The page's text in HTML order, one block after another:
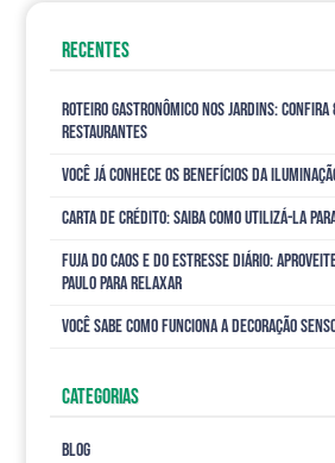
RECENTES
Roteiro gastronômico nos Jardins: confira
restaurantes
Você já conhece os benefícios da
Carta de Crédito: saiba como utilizá-la
Fuja do caos e do estresse diário:
Paulo para relaxar
Você sabe como funciona a decoração
CATEGORIAS
Blog